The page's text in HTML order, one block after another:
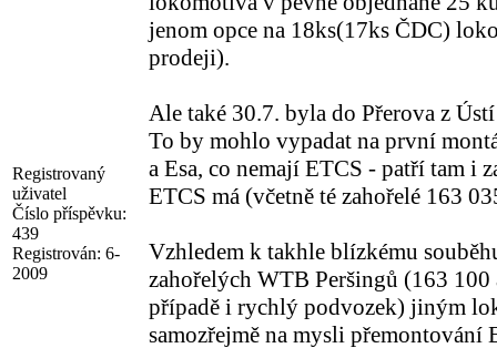
Registrovaný
uživatel
Číslo příspěvku:
439
Registrován: 6-
2009
jenom opce na 18ks(17ks ČDC)
prodeji).
Ale také 30.7. byla do Přerova z
To by mohlo vypadat na první
a Esa, co nemají ETCS - patří tam
ETCS má (včetně té zahořelé 163
Vzhledem k takhle blízkému
zahořelých WTB Peršingů (163
případě i rychlý podvozek) jiným
samozřejmě na mysli